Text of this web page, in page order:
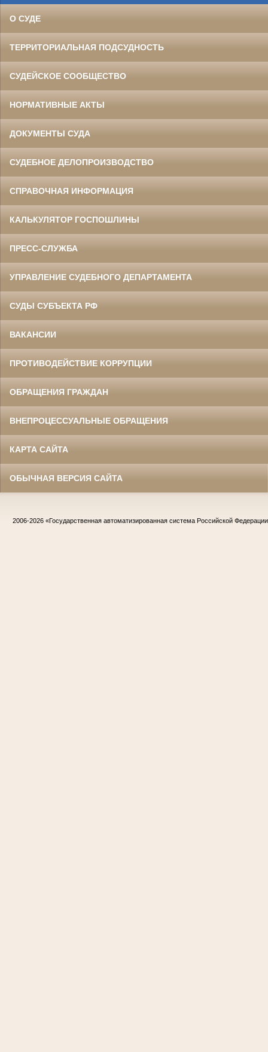
О СУДЕ
ТЕРРИТОРИАЛЬНАЯ ПОДСУДНОСТЬ
СУДЕЙСКОЕ СООБЩЕСТВО
НОРМАТИВНЫЕ АКТЫ
ДОКУМЕНТЫ СУДА
СУДЕБНОЕ ДЕЛОПРОИЗВОДСТВО
СПРАВОЧНАЯ ИНФОРМАЦИЯ
КАЛЬКУЛЯТОР ГОСПОШЛИНЫ
ПРЕСС-СЛУЖБА
УПРАВЛЕНИЕ СУДЕБНОГО ДЕПАРТАМЕНТА
СУДЫ СУБЪЕКТА РФ
ВАКАНСИИ
ПРОТИВОДЕЙСТВИЕ КОРРУПЦИИ
ОБРАЩЕНИЯ ГРАЖДАН
ВНЕПРОЦЕССУАЛЬНЫЕ ОБРАЩЕНИЯ
КАРТА САЙТА
ОБЫЧНАЯ ВЕРСИЯ САЙТА
2006-2026 «Государственная автоматизированная система Российской